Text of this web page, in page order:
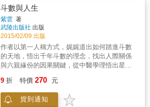
modern world is takedn into accunt by
incorporating True Solar Time before
converting one&rsquo;s exact birth time to the
Chinese Lunar Calendar equivalent. Our lives
are influenced in every way by the Five
Elements Theory therefore it is heavily
incorporated in the Zeus Sensor system. To
instincts this system protrays them as
prehistoric animals. & 本書特色 & && With the
Zeus Sensor the reader can better understand
礎盤，此是以哲學的角度在思考天道運行的規
則，因此，此紫府座寅宮為命宮的「先天命
宮」並非單指一個人，而是在說明「人」這個
族群的成立源由&hellip;&hellip;
斗數與人生
紫雲 著
武陵出版社 出版
2015/02/09 出版
作者以第一人稱方式，娓娓道出如何踏進斗數
的天地，悟出千年斗數的理念，找出人際關係
與六親緣份的因果關鍵，從中醫學理悟出星曜
則。每一主題論點都有其他書籍中找不到的獨
到見解。
9 折 特價 270 元
貨到通知